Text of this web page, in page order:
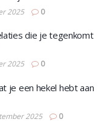
2025 0
die je tegenkomt
2025 0
je een hekel hebt aan
2025 0